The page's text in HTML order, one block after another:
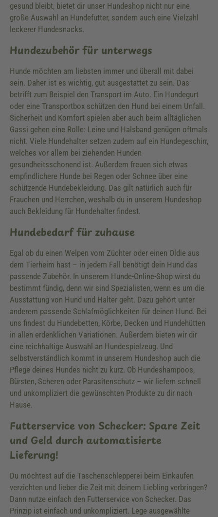
gesund bleibt, bietet dir unser Hundeshop nicht nur eine
große Auswahl an Hundefutter, sondern auch eine Vielzahl
leckerer Hundesnacks.
Hundezubehör für unterwegs
Hunde möchten am liebsten immer und überall mit dabei
sein. Daher ist es wichtig, gut ausgestattet zu sein. Das
betrifft zum Beispiel den Transport im Auto. Ein Hundegurt
oder eine Transportbox schützen den Hund bei einem Unfall.
Sicherheit und Komfort spielen aber auch beim alltäglichen
Gassi gehen eine Rolle: Leine und Halsband genügen oftmals
nicht. Viele Hundehalter setzen zudem auf ein Hundegeschirr,
welches vor allem bei ziehenden Hunden
gesundheitsschonend ist. Außerdem freuen sich etwas
empfindlichere Hunde bei Regen oder Schnee über eine
schützende Hundebekleidung. Das gilt natürlich auch für
Frauchen und Herrchen, weshalb du in unserem Hundeshop
auch Bekleidung für Hundehalter findest.
Hundebedarf für zuhause
Egal ob du einen Welpen vom Züchter oder einen Oldie aus
dem Tierheim hast – in jedem Fall benötigt dein Hund das
passende Zubehör. In unserem Hunde-Online-Shop wirst du
bestimmt fündig, denn wir sind Spezialisten, wenn es um die
Ausstattung von Hund und Halter geht. Dazu gehört unter
anderem passende Schlafmöglichkeiten für deinen Hund. Bei
uns findest du Hundebetten, Körbe, Decken und Hundehütten
in allen erdenklichen Variationen. Außerdem bieten wir dir
eine reichhaltige Auswahl an Hundespielzeug. Und
selbstverständlich kommt in unserem Hundeshop auch die
Pflege deines Hundes nicht zu kurz. Ob Hundeshampoos,
Bürsten, Scheren oder Parasitenschutz – wir liefern schnell
und unkompliziert die gewünschten Produkte zu dir nach
Hause.
Futterservice von Schecker: Spare Zeit
und Geld durch automatisierte
Lieferung!
Du möchtest auf die Taschenschlepperei beim Einkaufen
verzichten und lieber die Zeit mit deinem Liebling verbringen?
Dann nutze einfach den Futterservice von Schecker. Das
Prinzip ist einfach und unkompliziert. Lege ausgewählte